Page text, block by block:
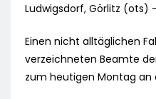
Ludwigsdorf, Görlitz (ots)
Einen nicht alltäglichen
verzeichneten Beamte
zum heutigen Montag an